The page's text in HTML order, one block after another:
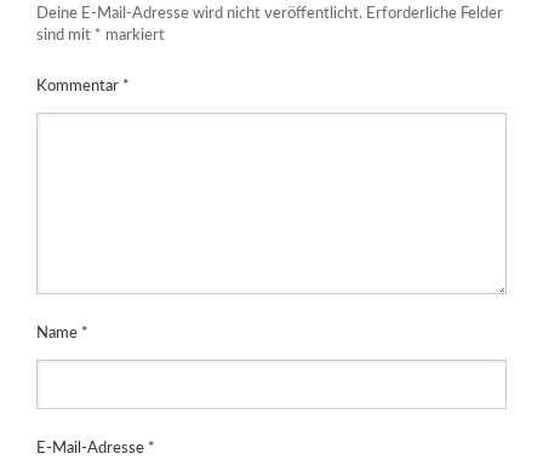
Deine E-Mail-Adresse wird nicht veröffentlicht. Erforderliche Felder
sind mit * markiert
Kommentar *
Name *
E-Mail-Adresse *